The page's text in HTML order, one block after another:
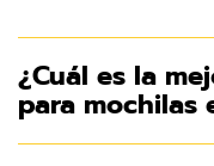
r
s
o
¿Cuál es la
para mochilas